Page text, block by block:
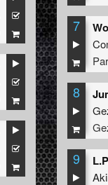
7
8
9